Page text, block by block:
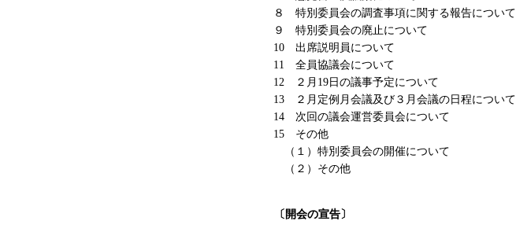
８ 特別委員会の調査事項に関する報告について
９ 特別委員会の廃止について
10 出席説明員について
11 全員協議会について
12 ２月19日の議事予定について
13 ２月定例月会議及び３月会議の日程について
14 次回の議会運営委員会について
15 その他
（１）特別委員会の開催について
（２）その他
〔開会の宣告〕